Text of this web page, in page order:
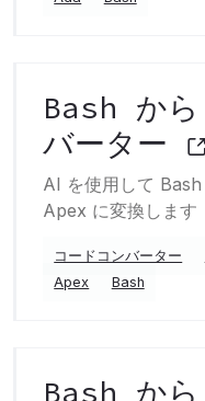
Bash か
バーター
AI を使用して
Apex に変換します
コードコンバーター
Apex
Bash
Bash か